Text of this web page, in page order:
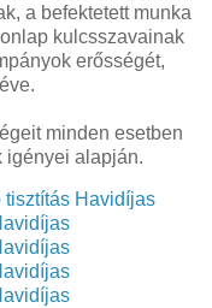
a befektetett munka
kulcsszavainak
erősségét,
minden esetben
igényei alapján.
tisztítás Havidíjas